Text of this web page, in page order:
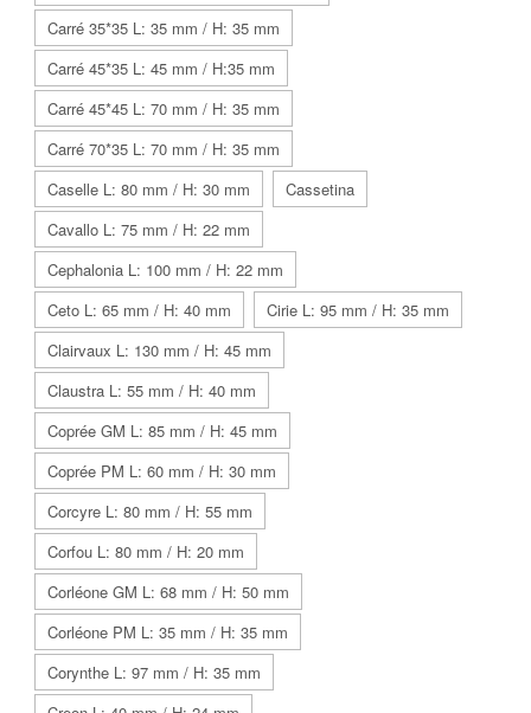
Carré 35*35 L: 35 mm / H: 35 mm
Carré 45*35 L: 45 mm / H:35 mm
Carré 45*45 L: 70 mm / H: 35 mm
Carré 70*35 L: 70 mm / H: 35 mm
Caselle L: 80 mm / H: 30 mm
Cassetina
Cavallo L: 75 mm / H: 22 mm
Cephalonia L: 100 mm / H: 22 mm
Ceto L: 65 mm / H: 40 mm
Cirie L: 95 mm / H: 35 mm
Clairvaux L: 130 mm / H: 45 mm
Claustra L: 55 mm / H: 40 mm
Coprée GM L: 85 mm / H: 45 mm
Coprée PM L: 60 mm / H: 30 mm
Corcyre L: 80 mm / H: 55 mm
Corfou L: 80 mm / H: 20 mm
Corléone GM L: 68 mm / H: 50 mm
Corléone PM L: 35 mm / H: 35 mm
Corynthe L: 97 mm / H: 35 mm